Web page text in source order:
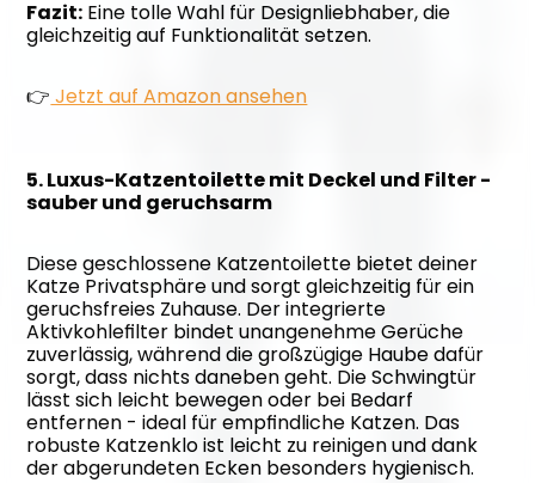
Fazit: Eine tolle Wahl für Designliebhaber, die
gleichzeitig auf Funktionalität setzen.
👉 Jetzt auf Amazon ansehen
5. Luxus-Katzentoilette mit Deckel und Filter -
sauber und geruchsarm
Diese geschlossene Katzentoilette bietet deiner
Katze Privatsphäre und sorgt gleichzeitig für ein
geruchsfreies Zuhause. Der integrierte
Aktivkohlefilter bindet unangenehme Gerüche
zuverlässig, während die großzügige Haube dafür
sorgt, dass nichts daneben geht. Die Schwingtür
lässt sich leicht bewegen oder bei Bedarf
entfernen - ideal für empfindliche Katzen. Das
robuste Katzenklo ist leicht zu reinigen und dank
der abgerundeten Ecken besonders hygienisch.